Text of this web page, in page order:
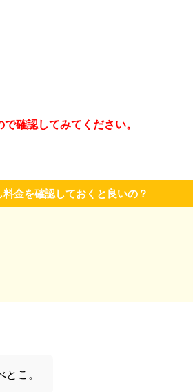
確認してみてください。
金を確認しておくと良いの？
こ。